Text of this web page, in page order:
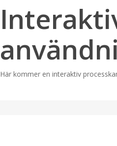
Här kommer en interaktiv